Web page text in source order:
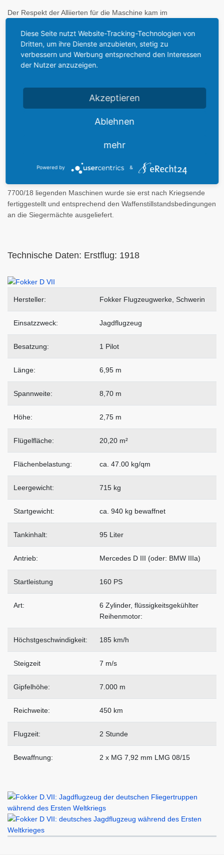
Der Respekt der Alliierten für die Maschine kam im
Waffenstillstandsvertrages ist der Jäger als einziges
auszulieferndes deutsches Flugzeug erwähnt. Fokker verließ mit
allen Unterlagen, 400 Motoren und 200 Flugzeugen Deutschland.
In den Niederlanden nahm er die Produktion wieder auf und
der Schweiz auch die holländischen Fliegerkräfte, die ihre D VII
bis in die dreißiger Jahre einsetzten.
Die ausgestellte Fokker D VII (F) ist 1993 noch Originalplänen
Produktion des Schweriner Werkes. Die ursprüngliche 7775/18
Abnahmekommission in Dienst gestellt, kam aber nicht mehr an
7700/18 liegenden Maschinen wurde sie erst nach Kriegsende
fertiggestellt und entsprechend den Waffenstillstandsbedingungen
an die Siegermächte ausgeliefert.
Technische Daten: Erstflug: 1918
Hersteller: Fokker Flugzeugwerke, Schwerin
Einsatzzweck: Jagdflugzeug
Besatzung: 1 Pilot
Länge: 6,95 m
Spannweite: 8,70 m
Höhe: 2,75 m
Flügelfläche: 20,20 m²
Flächenbelastung: ca. 47.00 kg/qm
Leergewicht: 715 kg
Startgewicht: ca. 940 kg bewaffnet
Tankinhalt: 95 Liter
Antrieb: Mercedes D III (oder: BMW IIIa)
Startleistung 160 PS
Art:
6 Zylinder, flüssigkeitsgekühlter
Reihenmotor:
Höchstgeschwindigkeit: 185 km/h
Steigzeit 7 m/s
Gipfelhöhe: 7.000 m
Reichweite: 450 km
Flugzeit: 2 Stunde
Bewaffnung: 2 x MG 7,92 mm LMG 08/15
Diese Seite nutzt Website-Tracking-Technologien von
Dritten, um ihre Dienste anzubieten, stetig zu
verbessern und Werbung entsprechend den Interessen
der Nutzer anzuzeigen.
Akzeptieren
Ablehnen
mehr
Powered by &